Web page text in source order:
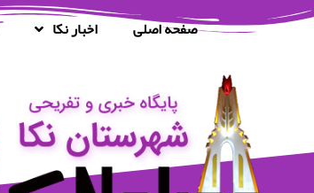
صفحه اصلی اخبار نکا